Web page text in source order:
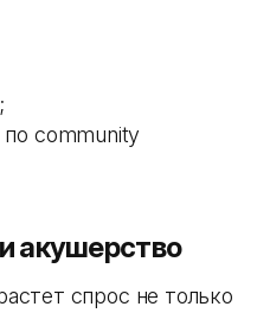
;
по community
акушерство
спрос не только